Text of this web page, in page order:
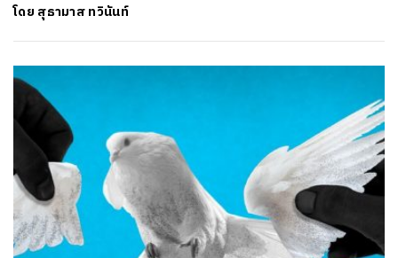
โดย สุธามาส ทวินันท์